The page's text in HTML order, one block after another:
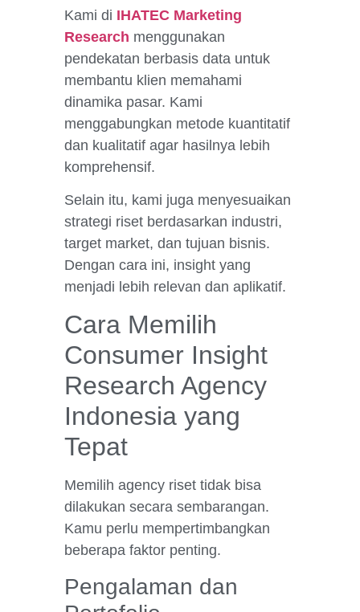
Kami di IHATEC Marketing
Research menggunakan
pendekatan berbasis data untuk
membantu klien memahami
dinamika pasar. Kami
menggabungkan metode kuantitatif
dan kualitatif agar hasilnya lebih
komprehensif.
Selain itu, kami juga menyesuaikan
strategi riset berdasarkan industri,
target market, dan tujuan bisnis.
Dengan cara ini, insight yang
menjadi lebih relevan dan aplikatif.
Cara Memilih
Consumer Insight
Research Agency
Indonesia yang
Tepat
Memilih agency riset tidak bisa
dilakukan secara sembarangan.
Kamu perlu mempertimbangkan
beberapa faktor penting.
Pengalaman dan